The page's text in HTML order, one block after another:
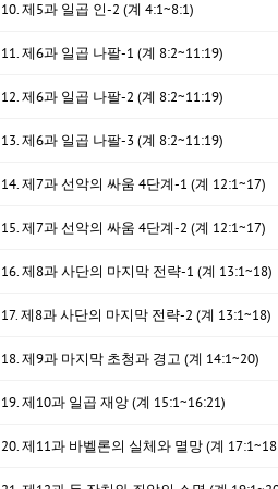
10. 제5과 일곱 인-2 (계 4:1~8:1)
11. 제6과 일곱 나팔-1 (계 8:2~11:19)
12. 제6과 일곱 나팔-2 (계 8:2~11:19)
13. 제6과 일곱 나팔-3 (계 8:2~11:19)
14. 제7과 선악의 싸움 4단계-1 (계 12:1~17)
15. 제7과 선악의 싸움 4단계-2 (계 12:1~17)
16. 제8과 사단의 마지막 전략-1 (계 13:1~18)
17. 제8과 사단의 마지막 전략-2 (계 13:1~18)
18. 제9과 마지막 초청과 경고 (계 14:1~20)
19. 제10과 일곱 재앙 (계 15:1~16:21)
20. 제11과 바벨론의 실체와 멸망 (계